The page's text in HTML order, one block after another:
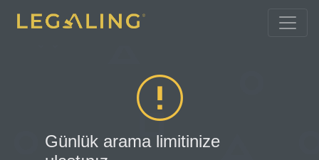
Günlük arama limitinize